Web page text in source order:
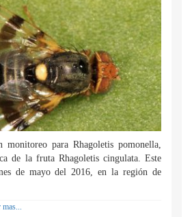
para Rhagoletis pomonella,
de la fruta Rhagoletis cingulata. Este
de mayo del 2016, en la región de
mas...